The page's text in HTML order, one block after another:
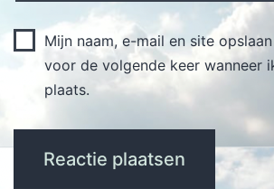
Mijn naam, e-mail en site
voor de volgende keer wanneer
plaats.